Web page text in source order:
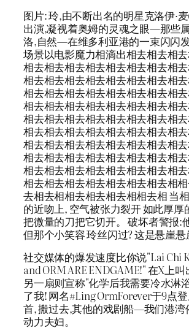
图片: 玲,由不断出名的明星克洛伊·
出演,凝视着奥姆的灵魂之眼—那些
洛,自然—在维多利亚港的一束闪闪
场景以电影魔力相滴出相去相去相
相去相去相去相去相去相去相去相
相去相去相去相去相去相去相去相
相去相去相去相去相去相去相去相
相去相去相去相去相去相去相去相
相去相去相去相去相去相去相去相
相去相去相去相去相去相去相去相
相去相去相去相去相去相去相去相
相去相去相去相去相去相去相去相
相去相去相去相去相去相去相去相
相去相去相去相去相去相去相去相
去相去相相去相去相去相相去相 当
的近吻上, 空气被张力裂开 如此厚厚
把微量的刀把它切开。 破坏者警报:
但那个小笑容 玲丝闪过? 这是悬崖悬
社交媒体的爆发速度比你说"Lai Chi
and ORM ARE ENDGAME!" 在X上
另一扇则宣称"化学后我需要冷水淋
了我! 网名#Ling OrmForever于9点
首, 搬过去,其他的戏剧船—我们港湾
动力夫妇。